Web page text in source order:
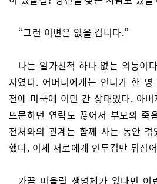
“그런 이변은 없을 겁니다.”
나는 일가친척 하나 없는 외동이
자였다. 어머니에게는 언니가 한
전에 미국에 이민 간 상태였다. 아
뜨문하던 연락도 끊어서 부모의 죽
전처와의 관계는 함께 사는 동안
했다. 이제 서로에게 인두겁만 뒤집
가끔 떠올릴 생명체가 있다면 어